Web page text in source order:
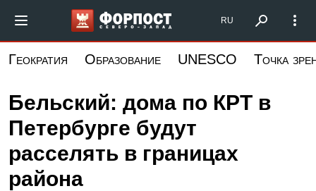
основному
Форпост Северо-Запад
RU
Геократия Образование UNESCO Точка
Бельский: дома по КРТ в
Петербурге будут
расселять в границах
района